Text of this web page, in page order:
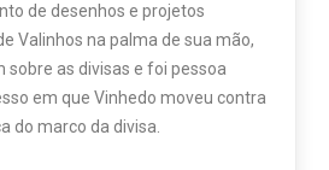
de desenhos e projetos
Valinhos na palma de sua mão,
sobre as divisas e foi pessoa
em que Vinhedo moveu contra
do marco da divisa.